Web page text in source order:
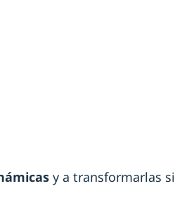
y a transformarlas